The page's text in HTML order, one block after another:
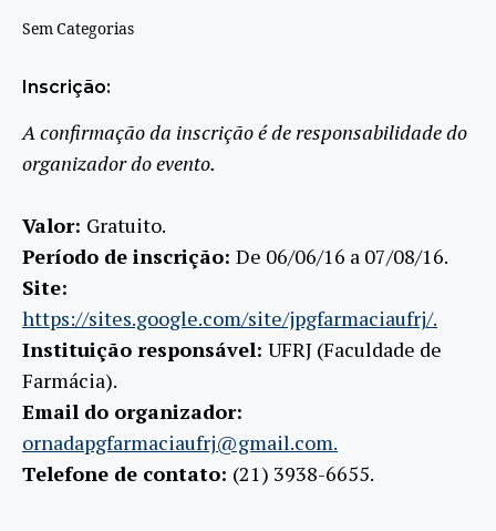
Sem Categorias
Inscrição:
A confirmação da inscrição é de responsabilidade do
organizador do evento.
Valor: Gratuito.
Período de inscrição: De 06/06/16 a 07/08/16.
Site:
https://sites.google.com/site/jpgfarmaciaufrj/.
Instituição responsável: UFRJ (Faculdade de
Farmácia).
Email do organizador:
ornadapgfarmaciaufrj@gmail.com.
Telefone de contato: (21) 3938-6655.